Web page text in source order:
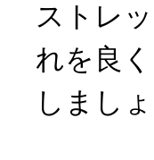
ストレ
れを良
しましょ